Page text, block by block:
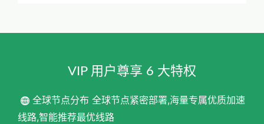
VIP 用户尊享 6 大特权
全球节点分布 全球节点紧密部署,海量专属优质加速
线路,智能推荐最优线路